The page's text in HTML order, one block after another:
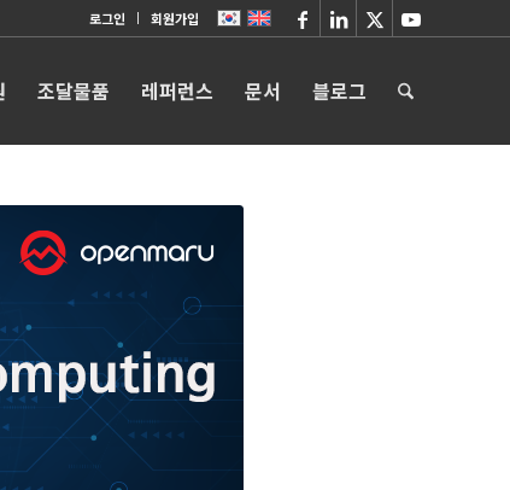
로그인 회원가입
조달물품 레퍼런스 문서 블로그